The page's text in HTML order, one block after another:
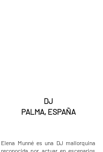
DJ
PALMA, ESPAÑA
Elena Munné es una DJ mallorquina
reconocida por actuar en escenarios